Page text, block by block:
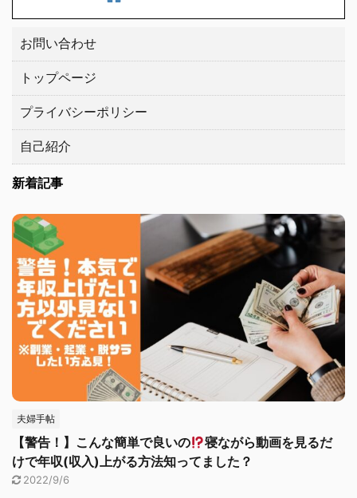
お問い合わせ
トップページ
プライバシーポリシー
自己紹介
新着記事
夫婦手帖
【警告！】こんな簡単で良いの
寝ながら動画を見るだ
けで年収(収入)上がる方法知ってました？
2022/9/6